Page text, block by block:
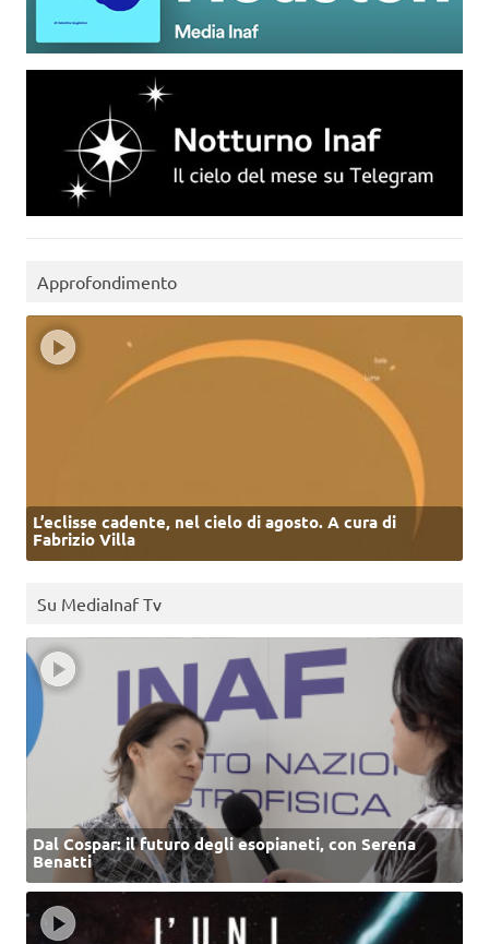
Approfondimento
L’eclisse cadente, nel cielo di agosto. A cura di
Fabrizio Villa
Su MediaInaf Tv
Dal Cospar: il futuro degli esopianeti, con Serena
Benatti